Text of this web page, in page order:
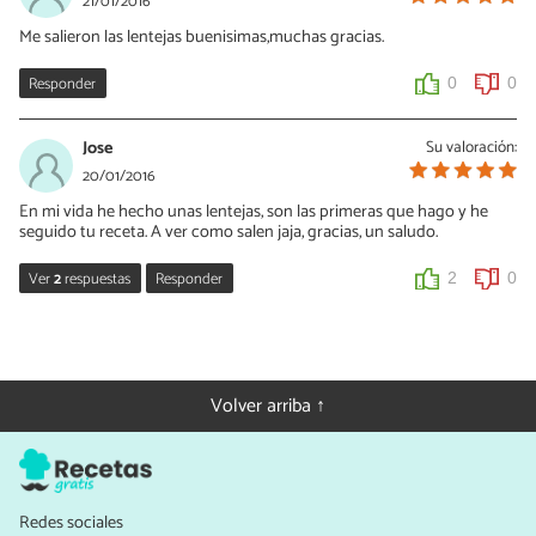
pero tendrás que ir viendo los tiempos de cocción, que como
sabrás son mucho más rápidos. Si te apetece haz la prueba y nos
Me salieron las lentejas buenisimas,muchas gracias.
Responder 0 0
Su valoración:
Jose
20/01/2016
En mi vida he hecho unas lentejas, son las primeras que hago y he
seguido tu receta. A ver como salen jaja, gracias, un saludo.
Ver2respuestas Responder 2 0
¡Pues espero que te salgan buenísimas! Ya nos contarás, Jose :)
Volver arriba ↑
Redes sociales